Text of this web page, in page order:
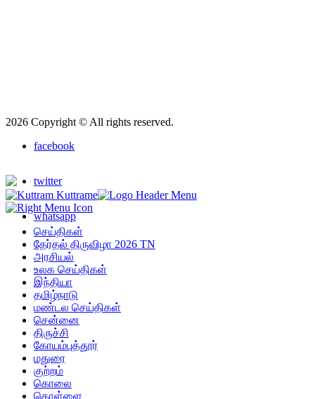
2026 Copyright © All rights reserved.
facebook
twitter
whatsapp
செய்திகள்
தேர்தல் திருவிழா 2026 TN
அரசியல்
உலக செய்திகள்
இந்தியா
தமிழ்நாடு
மண்டல செய்திகள்
சென்னை
திருச்சி
கோயம்புத்தூர்
மதுரை
குற்றம்
கொலை
கொள்ளை